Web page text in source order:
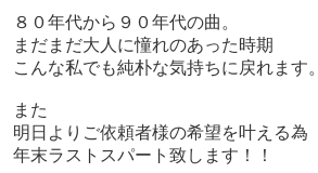
８０年代から９０年代の曲。
まだまだ大人に憧れのあった時期
こんな私でも純朴な気持ちに戻れます。
また
明日よりご依頼者様の希望を叶える為
年末ラストスパート致します！！